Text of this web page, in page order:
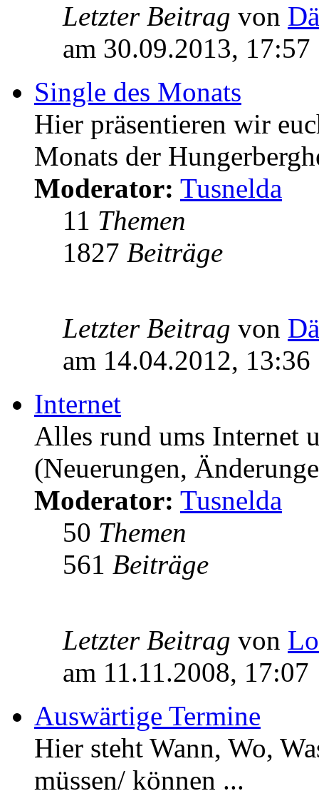
Letzter Beitrag von
am 30.09.2013, 17:57
Single des Monats
Hier präsentieren wir
Monats der
Moderator: Tusnelda
11 Themen
1827 Beiträge
Letzter Beitrag von
am 14.04.2012, 13:36
Internet
Alles rund ums Internet
(Neuerungen,
Moderator: Tusnelda
50 Themen
561 Beiträge
Letzter Beitrag von
am 11.11.2008, 17:07
Auswärtige Termine
Hier steht Wann, Wo,
müssen/ können ...